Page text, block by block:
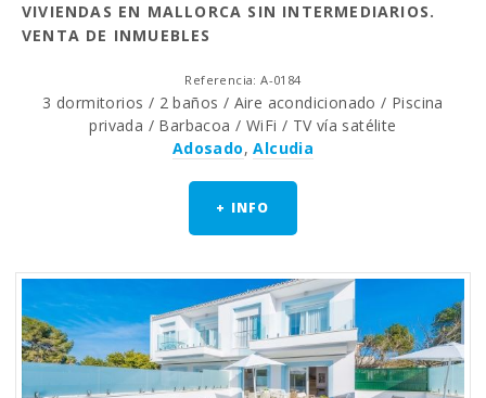
VIVIENDAS EN MALLORCA SIN INTERMEDIARIOS.
VENTA DE INMUEBLES
Referencia: A-0184
3 dormitorios / 2 baños / Aire acondicionado / Piscina
privada / Barbacoa / WiFi / TV vía satélite
Adosado,Alcudia
+ INFO